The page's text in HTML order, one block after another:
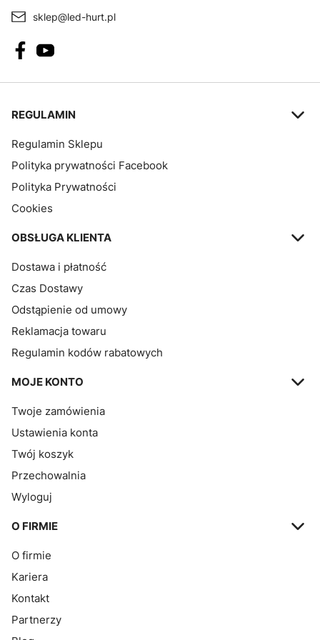
sklep@led-hurt.pl
Linki w stopce
REGULAMIN
Regulamin Sklepu
Polityka prywatności Facebook
Polityka Prywatności
Cookies
OBSŁUGA KLIENTA
Dostawa i płatność
Czas Dostawy
Odstąpienie od umowy
Reklamacja towaru
Regulamin kodów rabatowych
MOJE KONTO
Twoje zamówienia
Ustawienia konta
Twój koszyk
Przechowalnia
Wyloguj
O FIRMIE
O firmie
Kariera
Kontakt
Partnerzy